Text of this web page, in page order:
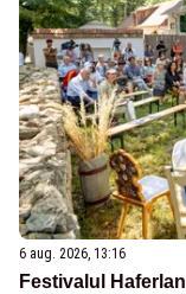
6 aug. 2026, 13:16
Festivalul